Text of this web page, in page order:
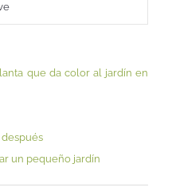
que da color al jardín en
después
un pequeño jardín